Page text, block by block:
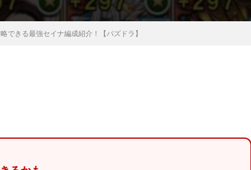
できる最強セイナ編成紹介！【パズドラ】